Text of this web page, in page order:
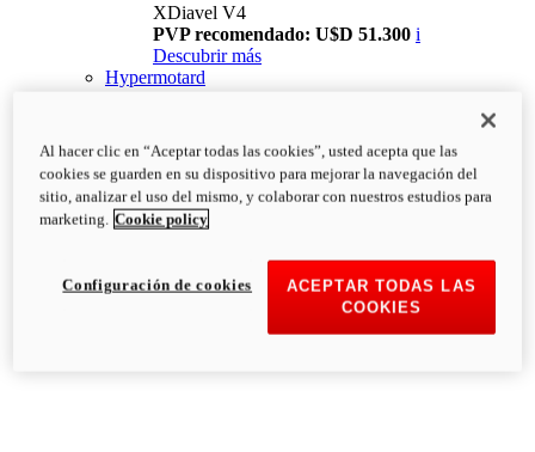
XDiavel V4
PVP recomendado: U$D 51.300 i
Descubrir más
Hypermotard
Al hacer clic en “Aceptar todas las cookies”, usted acepta que las
cookies se guarden en su dispositivo para mejorar la navegación del
sitio, analizar el uso del mismo, y colaborar con nuestros estudios para
marketing. Cookie policy
ACEPTAR TODAS LAS
COOKIES
Configuración de cookies